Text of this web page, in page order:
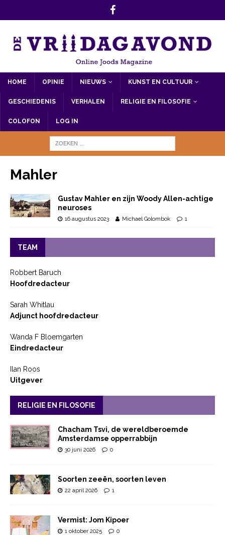
HOME OPINIE NIEUWS KUNST EN CULTUUR
GESCHIEDENIS VERHALEN RELIGIE EN FILOSOFIE
COLOFON LOG IN
Mahler
Gustav Mahler en zijn Woody Allen-achtige
neuroses
16 augustus 2023 Michael Golombok 1
TEAM
Robbert Baruch
Hoofdredacteur
Sarah Whitlau
Adjunct hoofdredacteur
Wanda F Bloemgarten
Eindredacteur
Ilan Roos
Uitgever
RELIGIE EN FILOSOFIE
Chacham Tsvi, de wereldberoemde
Amsterdamse opperrabbijn
30 juni 2026 0
Soorten zeeën, soorten leven
22 april 2026 1
Vermist: Jom Kipoer
1 oktober 2025 0